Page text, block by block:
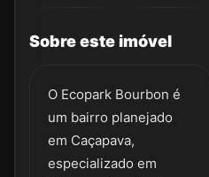
Sobre este imóvel
O Ecopark Bourbon é
um bairro planejado
em Caçapava,
especializado em